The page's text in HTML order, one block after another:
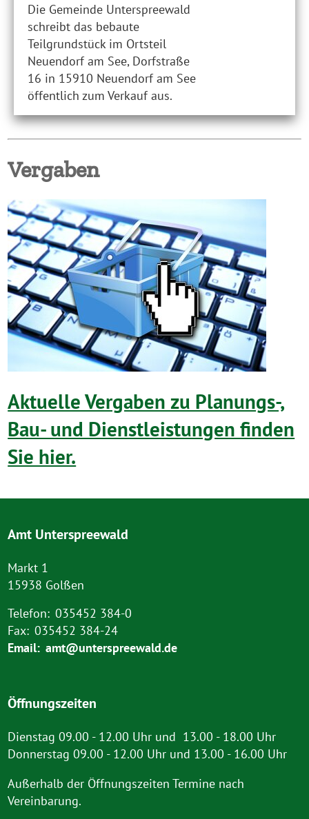
Die Gemeinde Unterspreewald
schreibt das bebaute
Teilgrundstück im Ortsteil
Neuendorf am See, Dorfstraße
16 in 15910 Neuendorf am See
öffentlich zum Verkauf aus.
Vergaben
Aktuelle Vergaben zu Planungs-,
Bau- und Dienstleistungen finden
Sie hier.
Amt Unterspreewald
Markt 1
15938 Golßen
Telefon: 035452 384-0
Fax: 035452 384-24
Email: amt@unterspreewald.de
Öffnungszeiten
Dienstag 09.00 - 12.00 Uhr und 13.00 - 18.00 Uhr
Donnerstag 09.00 - 12.00 Uhr und 13.00 - 16.00 Uhr
Außerhalb der Öffnungszeiten Termine nach
Vereinbarung.